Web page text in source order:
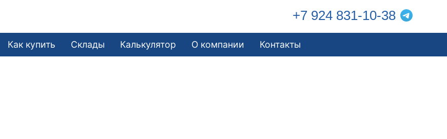
+7 924 831-10-38
Как купить Склады Калькулятор О компании Контакты